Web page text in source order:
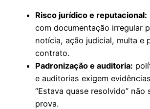
Risco jurídico e reputacional:
com documentação irregular
notícia, ação judicial, multa e
contrato.
Padronização e auditoria:
e auditorias exigem
“Estava quase resolvido” não
prova.